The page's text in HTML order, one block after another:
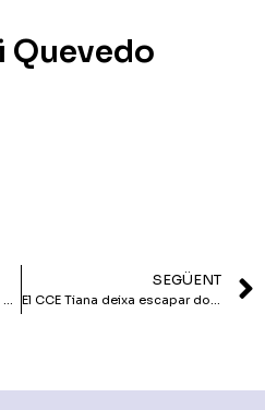
Quevedo
El ple de març vol “millorar la confiança del ciutadà”
SEGÜENT
El CCE Tiana deixa escapar dos punts en 5 minuts (3-3)